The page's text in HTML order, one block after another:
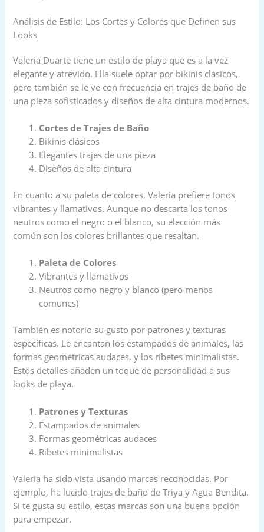
Análisis de Estilo: Los Cortes y Colores que Definen sus
Looks
Valeria Duarte tiene un estilo de playa que es a la vez
elegante y atrevido. Ella suele optar por bikinis clásicos,
pero también se le ve con frecuencia en trajes de baño de
una pieza sofisticados y diseños de alta cintura modernos.
Cortes de Trajes de Baño
Bikinis clásicos
Elegantes trajes de una pieza
Diseños de alta cintura
En cuanto a su paleta de colores, Valeria prefiere tonos
vibrantes y llamativos. Aunque no descarta los tonos
neutros como el negro o el blanco, su elección más
común son los colores brillantes que resaltan.
Paleta de Colores
Vibrantes y llamativos
Neutros como negro y blanco (pero menos
comunes)
También es notorio su gusto por patrones y texturas
específicas. Le encantan los estampados de animales, las
formas geométricas audaces, y los ribetes minimalistas.
Estos detalles añaden un toque de personalidad a sus
looks de playa.
Patrones y Texturas
Estampados de animales
Formas geométricas audaces
Ribetes minimalistas
Valeria ha sido vista usando marcas reconocidas. Por
ejemplo, ha lucido trajes de baño de Triya y Agua Bendita.
Si te gusta su estilo, estas marcas son una buena opción
para empezar.